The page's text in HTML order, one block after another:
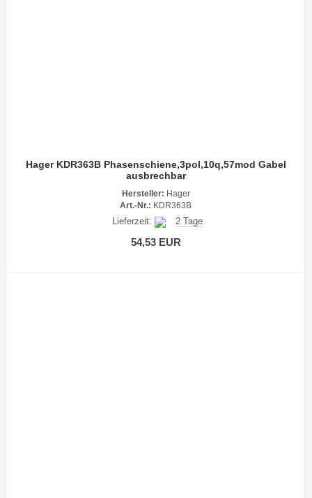
Hager KDR363B Phasenschiene,3pol,10q,57mod Gabel
ausbrechbar
Hersteller: Hager
Art.-Nr.: KDR363B
Lieferzeit: 2 Tage
54,53 EUR